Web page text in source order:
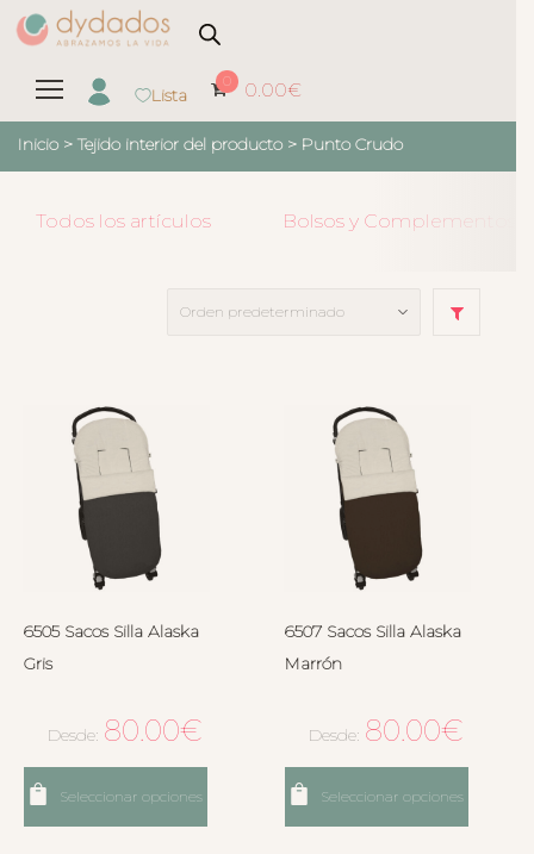
Lista
0 0.00€
Inicio > Tejido interior del producto > Punto Crudo
Todos los artículos Bolsos y Complementos
6505 Sacos Silla Alaska
Gris
Desde: 80.00€
Seleccionar opciones
6507 Sacos Silla Alaska
Marrón
Desde: 80.00€
Seleccionar opciones